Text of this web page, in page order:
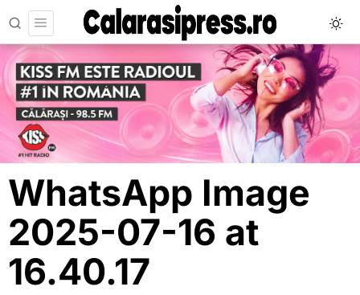
WhatsApp Image
2025-07-16 at
16.40.17